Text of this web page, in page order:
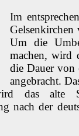
Im
Um die
machen, wird
die Dauer von
angebracht.
das alte
nach der